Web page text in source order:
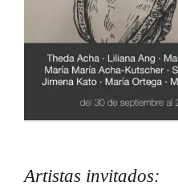
Artistas invitados: